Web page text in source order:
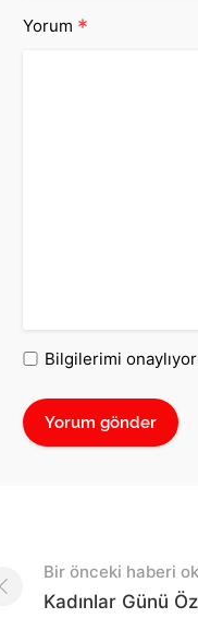
Yorum *
Bilgilerimi
Post
navigation
Bir önceki haberi
Kadınlar Günü